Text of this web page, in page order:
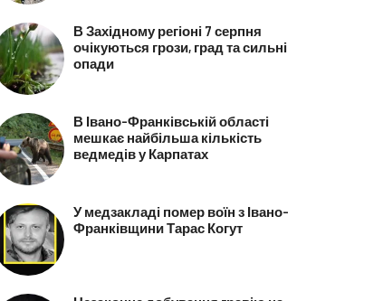
В Західному регіоні 7 серпня
очікуються грози, град та сильні
опади
В Івано-Франківській області
мешкає найбільша кількість
ведмедів у Карпатах
У медзакладі помер воїн з Івано-
Франківщини Тарас Когут